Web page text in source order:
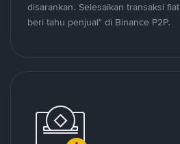
disarankan. Selesaikan transaksi
beri tahu penjual" di Binance P2P.